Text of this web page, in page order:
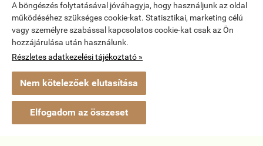
A böngészés folytatásával jóváhagyja, hogy használjunk az oldal
működéséhez szükséges cookie-kat. Statisztikai, marketing célú
vagy személyre szabással kapcsolatos cookie-kat csak az Ön
hozzájárulása után használunk.
Részletes adatkezelési tájékoztató »
Nem kötelezőek elutasítása
Elfogadom az összeset
Bemutatkozás
Elérhetőségek
dvd-bolt.hu -Kemény Gábor EV-ÁSZF
Webáruház készítés